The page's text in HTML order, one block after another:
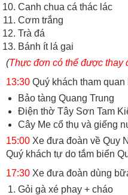
Canh chua cá thác lác
Cơm trắng
Trà đá
Bánh ít lá gai
(Thực đơn có thể được thay
13:30 Quý khách tham
Bảo tàng Quang Trung
Điện thờ Tây Sơn Tam
Cây Me cổ thụ và giếng
15:00 Xe đưa đoàn về Quy
Quý khách tự do tắm biển
17:30 Xe đưa đoàn dùng
Gỏi gà xé phay + cháo